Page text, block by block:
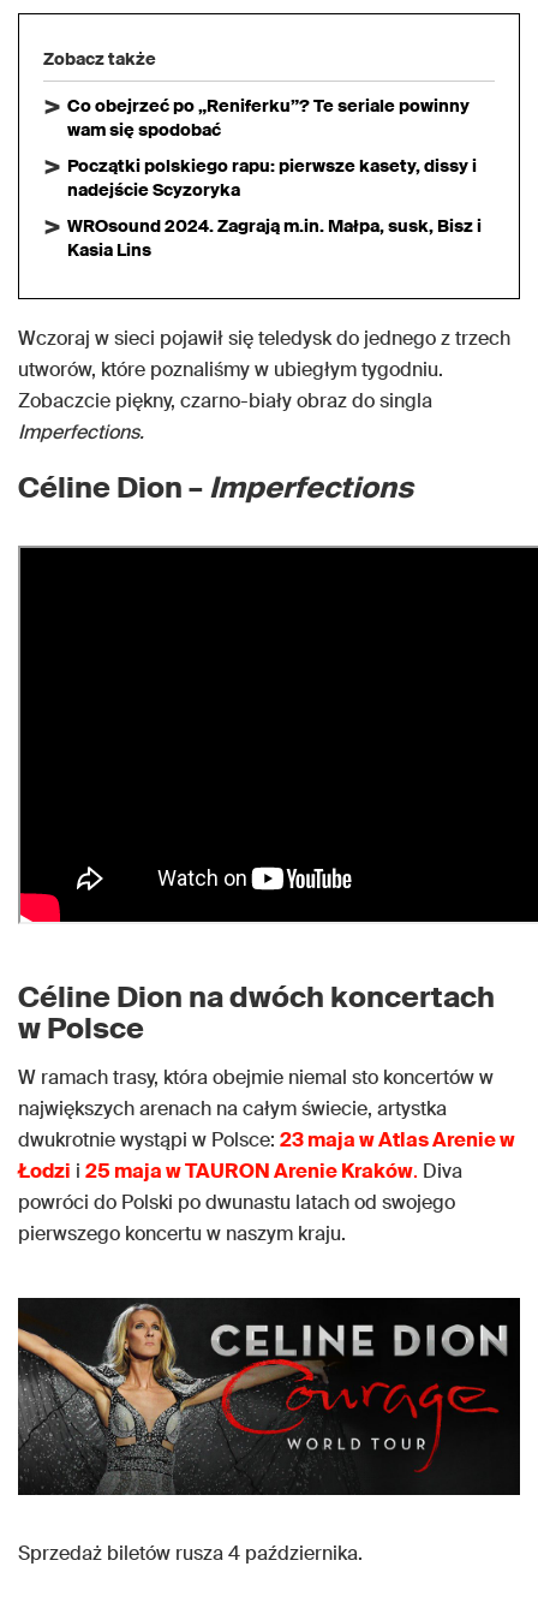
Zobacz także
Co obejrzeć po „Reniferku”? Te seriale powinny
wam się spodobać
Początki polskiego rapu: pierwsze kasety, dissy i
nadejście Scyzoryka
WROsound 2024. Zagrają m.in. Małpa, susk, Bisz i
Kasia Lins
Wczoraj w sieci pojawił się teledysk do jednego z trzech
utworów, które poznaliśmy w ubiegłym tygodniu.
Zobaczcie piękny, czarno-biały obraz do singla
Imperfections.
Céline Dion –Imperfections
Céline Dion na dwóch koncertach
w Polsce
W ramach trasy, która obejmie niemal sto koncertów w
największych arenach na całym świecie, artystka
dwukrotnie wystąpi w Polsce: 23 maja w Atlas Arenie w
Łodzi i 25 maja w TAURON Arenie Kraków. Diva
powróci do Polski po dwunastu latach od swojego
pierwszego koncertu w naszym kraju.
Sprzedaż biletów rusza 4 października.